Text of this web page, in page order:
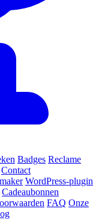
Badges Reclame
Contact
WordPress-plugin
Cadeaubonnen
FAQ Onze